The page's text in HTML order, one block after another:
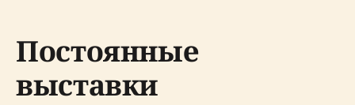
Постоянные
выставки